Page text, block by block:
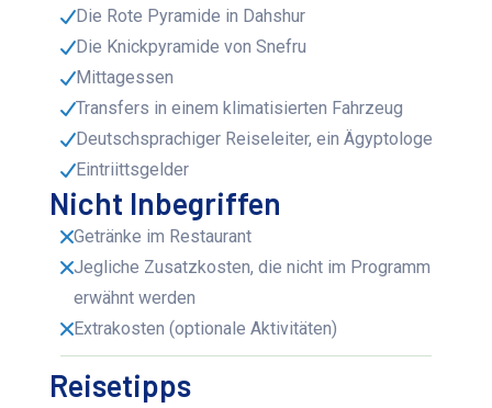
Die Rote Pyramide in Dahshur
Die Knickpyramide von Snefru
Mittagessen
Transfers in einem klimatisierten Fahrzeug
Deutschsprachiger Reiseleiter, ein Ägyptologe
Eintriittsgelder
Nicht Inbegriffen
Getränke im Restaurant
Jegliche Zusatzkosten, die nicht im Programm
erwähnt werden
Extrakosten (optionale Aktivitäten)
Reisetipps